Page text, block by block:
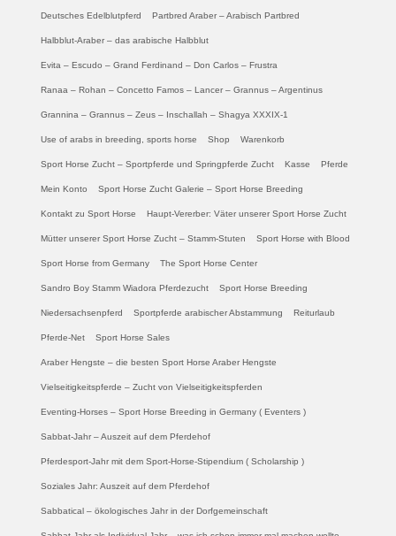
Deutsches Edelblutpferd Partbred Araber – Arabisch Partbred
Halbblut-Araber – das arabische Halbblut
Evita – Escudo – Grand Ferdinand – Don Carlos – Frustra
Ranaa – Rohan – Concetto Famos – Lancer – Grannus – Argentinus
Grannina – Grannus – Zeus – Inschallah – Shagya XXXIX-1
Use of arabs in breeding, sports horse Shop Warenkorb
Sport Horse Zucht – Sportpferde und Springpferde Zucht Kasse Pferde
Mein Konto Sport Horse Zucht Galerie – Sport Horse Breeding
Kontakt zu Sport Horse Haupt-Vererber: Väter unserer Sport Horse Zucht
Mütter unserer Sport Horse Zucht – Stamm-Stuten Sport Horse with Blood
Sport Horse from Germany The Sport Horse Center
Sandro Boy Stamm Wiadora Pferdezucht Sport Horse Breeding
Niedersachsenpferd Sportpferde arabischer Abstammung Reiturlaub
Pferde-Net Sport Horse Sales
Araber Hengste – die besten Sport Horse Araber Hengste
Vielseitigkeitspferde – Zucht von Vielseitigkeitspferden
Eventing-Horses – Sport Horse Breeding in Germany ( Eventers )
Sabbat-Jahr – Auszeit auf dem Pferdehof
Pferdesport-Jahr mit dem Sport-Horse-Stipendium ( Scholarship )
Soziales Jahr: Auszeit auf dem Pferdehof
Sabbatical – ökologisches Jahr in der Dorfgemeinschaft